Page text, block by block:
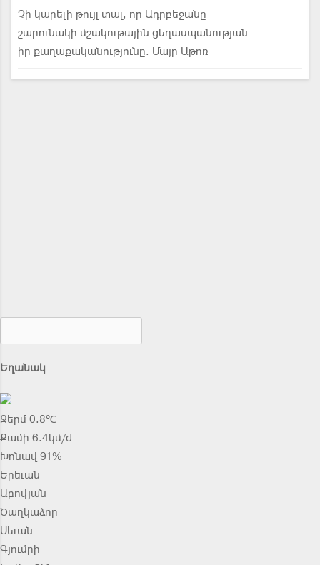
Չի կարելի թույլ տալ, որ Ադրբեջանը
շարունակի մշակութային ցեղասպանության
իր քաղաքականությունը. Մայր Աթոռ
Եղանակ
Ջերմ 0.8℃
Քամի 6.4կմ/ժ
Խոնավ 91%
Երեւան
Աբովյան
Ծաղկաձոր
Սեւան
Գյումրի